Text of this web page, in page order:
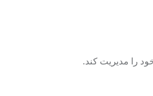
را مدیریت کند.